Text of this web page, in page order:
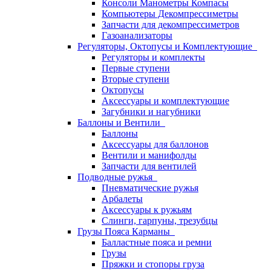
Консоли Манометры Компасы
Компьютеры Декомпрессиметры
Запчасти для декомпрессиметров
Газоанализаторы
Регуляторы, Октопусы и Комплектующие
Регуляторы и комплекты
Первые ступени
Вторые ступени
Октопусы
Аксессуары и комплектующие
Загубники и нагубники
Баллоны и Вентили
Баллоны
Аксессуары для баллонов
Вентили и манифолды
Запчасти для вентилей
Подводные ружья
Пневматические ружья
Арбалеты
Аксессуары к ружьям
Слинги, гарпуны, трезубцы
Грузы Пояса Карманы
Балластные пояса и ремни
Грузы
Пряжки и стопоры груза